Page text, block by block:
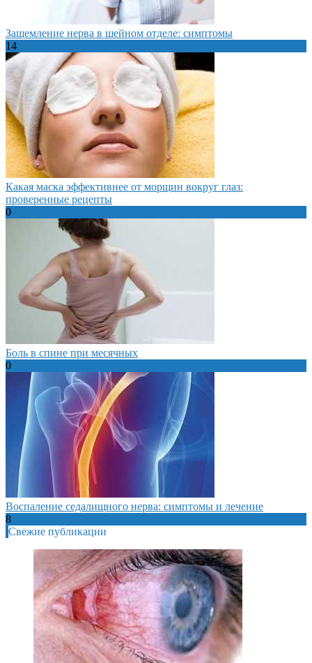
Защемление нерва в шейном отделе: симптомы
14
Какая маска эффективнее от морщин вокруг глаз:
проверенные рецепты
0
Боль в спине при месячных
0
Воспаление седалищного нерва: симптомы и лечение
8
Свежие публикации